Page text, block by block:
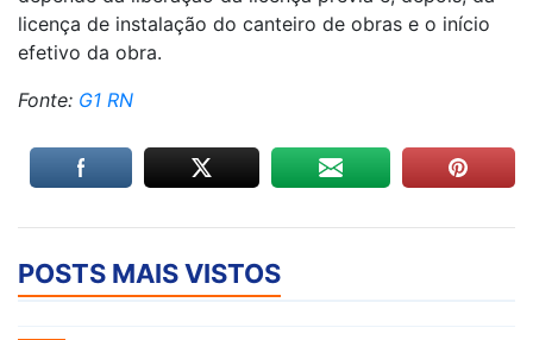
licença de instalação do canteiro de obras e o início
efetivo da obra.
Fonte: G1 RN
POSTS MAIS VISTOS